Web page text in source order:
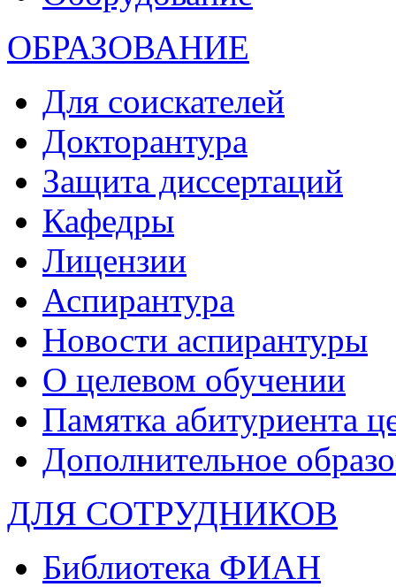
ОБРАЗОВАНИЕ
Для соискателей
Докторантура
Защита диссертаций
Кафедры
Лицензии
Аспирантура
Новости аспирантуры
О целевом обучении
Памятка абитуриента
Дополнительное
ДЛЯ СОТРУДНИКОВ
Библиотека ФИАН